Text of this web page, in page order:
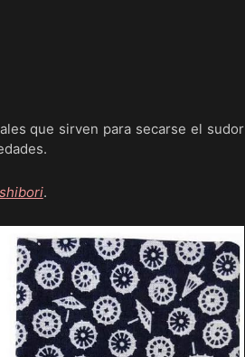
que sirven para secarse el sudor
.